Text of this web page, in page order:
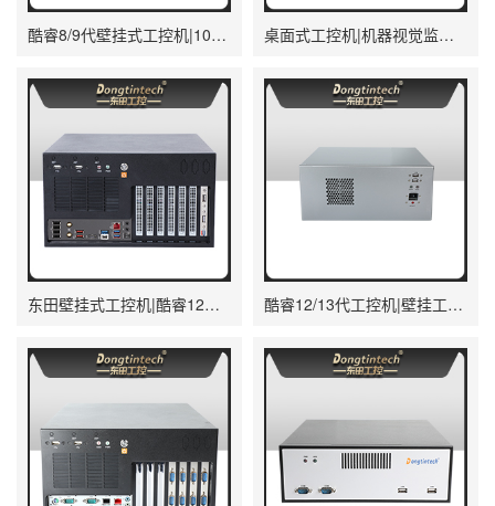
酷睿8/9代壁挂式工控机|10串口+3千兆网口|定制工控生产厂家|DT-5309-WQ370MA 桌面式工控机|机器视觉监测工控主机电脑|DT-3115P-BH110MC
东田壁挂式工控机|酷睿12代原装计算机|DT-5309-IZ790MA 酷睿12/13代工控机|壁挂工业电脑主机厂家|DT-5206-JH610MC